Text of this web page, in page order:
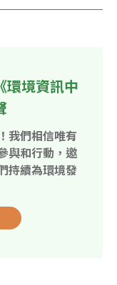
境資訊中
我們相信唯有
與和行動，邀
持續為環境發